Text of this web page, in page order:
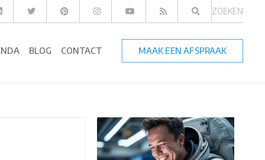
ZOEKEN
BLOG CONTACT MAAK EEN AFSPRAAK